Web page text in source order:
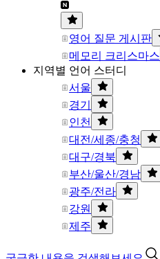
영어 질문 게시판
메모리 크리스마스
지역별 언어 스터디
서울
경기
인천
대전/세종/충청
대구/경북
부산/울산/경남
광주/전라
강원
제주